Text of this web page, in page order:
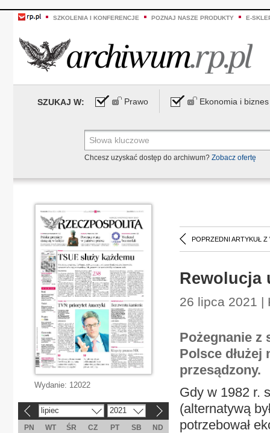
SZKOLENIA I KONFERENCJE POZNAJ NASZE PRODUKTY E-
SZUKAJ W: Prawo Ekonomia i biznes
Chcesz uzyskać dostęp do archiwum? Zobacz ofertę
POPRZEDNI ARTYKUŁ Z
Rewolucja
26 lipca 2021 |
Pożegnanie z
Polsce dłużej
przesądzony.
Gdy w 1982 r.
(alternatywą
potrzebował
Wydanie: 12022
lipiec 2021
PN WT ŚR CZ PT SB
ND